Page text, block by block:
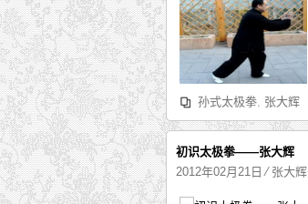
孙式太极拳, 张大辉
初识太极拳——张大辉
2012年02月21日 ⁄ 张大